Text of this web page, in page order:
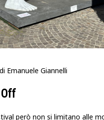
Emanuele Giannelli
però non si limitano alle